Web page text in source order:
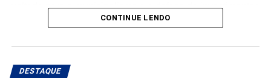
voltada para o municipalismo e a defesa de investimentos
para os municípios potiguares, Benes tem reforçado o
desenvolvimento do Rio Grande do Norte.
A mobilização em Macaíba representa mais um passo na
CONTINUE LENDO
DESTAQUE